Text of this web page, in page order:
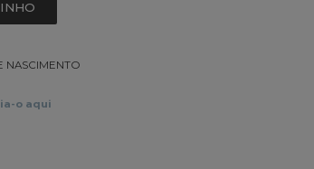
NASCIMENTO
o aqui